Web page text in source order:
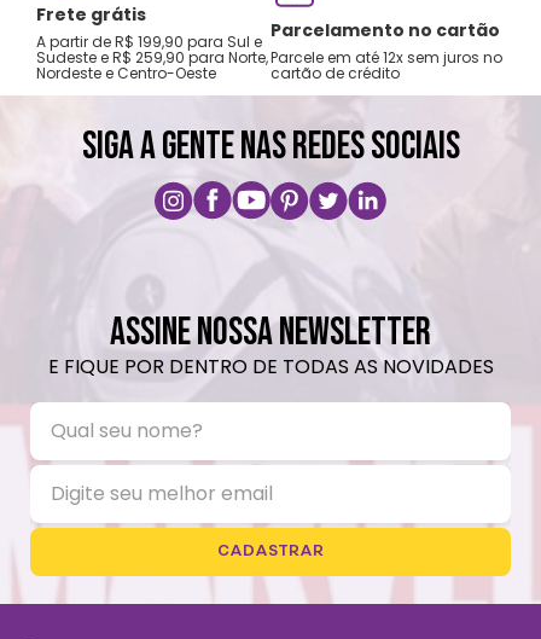
Frete grátis
A partir de R$ 199,90 para Sul e
Sudeste e R$ 259,90 para Norte,
Nordeste e Centro-Oeste
Parcelamento no cartão
Parcele em até 12x sem juros no
cartão de crédito
SIGA A GENTE NAS REDES SOCIAIS
ASSINE NOSSA NEWSLETTER
E FIQUE POR DENTRO DE TODAS AS NOVIDADES
CADASTRAR